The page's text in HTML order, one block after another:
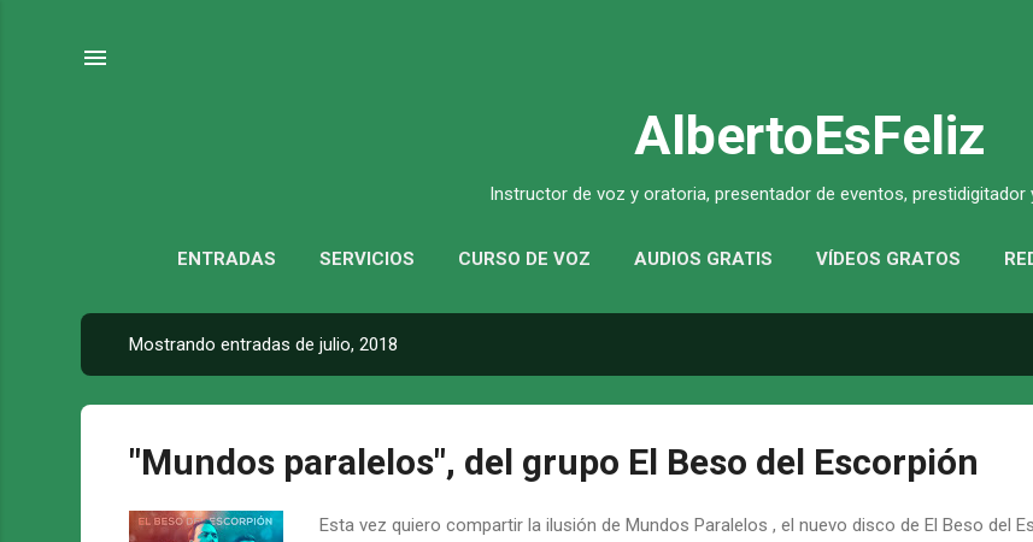
AlbertoEsFeliz
Instructor de voz y oratoria, presentador de eventos, prestidigitador
ENTRADAS SERVICIOS CURSO DE VOZ AUDIOS GRATIS VÍDEOS GRATOS
n
t
Mostrando entradas de julio, 2018
"Mundos paralelos", del grupo El Beso del Escorpión
Esta vez quiero compartir la ilusión de Mundos Paralelos , el nuevo disco de El Beso del